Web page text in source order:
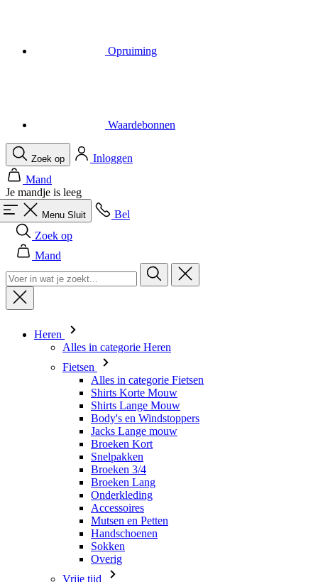
Je mandje is leeg
Menu Sluit
Bel
Zoek op
Mand
Heren
Alles in categorie Heren
Shirts Lange Mouw
Body's en Windstoppers
Jacks Lange mouw
Broeken Kort
Snelpakken
Broeken 3/4
Broeken Lang
Onderkleding
Accessoires
Mutsen en Petten
Handschoenen
Sokken
Overig
Vrije tijd
Alles in categorie Vrije tijd
T-shirts
Hoodie
Mutsen en Petten